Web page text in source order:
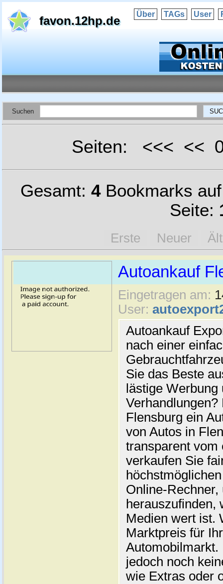
favon.12hp.de Über TAGs User
Suchen
Seiten: <<< <<
Gesamt: 4Bookmarks
Seite:
Erste Neuer
Autoankauf
Eingetragen am:
User:
Autoankauf
nach einer
Sie das Beste
lästige
Flensburg ein
von Autos in
transparent vom
verkaufen Sie
Online-
herauszufinden,
Medien wert ist.
Marktpreis für
jedoch noch
wie Extras oder